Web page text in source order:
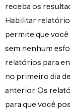
receba os
Habilitar
permite que você
sem nenhum
relatórios para
no primeiro dia
anterior. Os
para que você